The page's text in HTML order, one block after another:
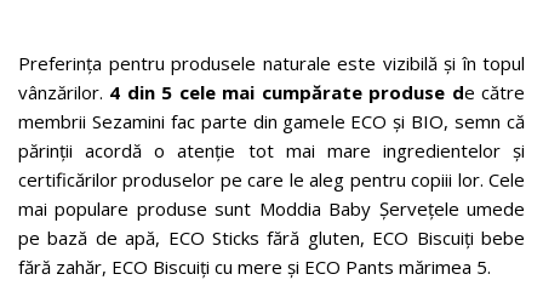
Preferința pentru produsele naturale este vizibilă și în topul
vânzărilor. 4 din 5 cele mai cumpărate produse de către
membrii Sezamini fac parte din gamele ECO și BIO, semn că
părinții acordă o atenție tot mai mare ingredientelor și
certificărilor produselor pe care le aleg pentru copiii lor. Cele
mai populare produse sunt Moddia Baby Șervețele umede
pe bază de apă, ECO Sticks fără gluten, ECO Biscuiți bebe
fără zahăr, ECO Biscuiți cu mere și ECO Pants mărimea 5.